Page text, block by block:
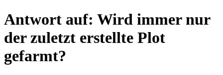
Antwort auf: Wird immer nur
der zuletzt erstellte Plot
gefarmt?